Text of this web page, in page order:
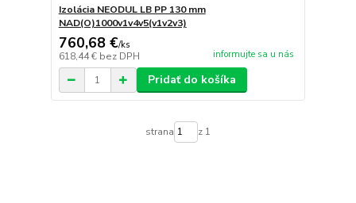
Izolácia NEODUL LB PP 130 mm
NAD(O)1000v1v4v5(v1v2v3)
760,68 €/ks
618,44 € bez DPH informujte sa u nás
Pridať do košíka
strana z 1